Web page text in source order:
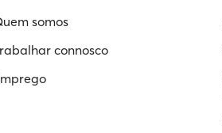
somos
connosco